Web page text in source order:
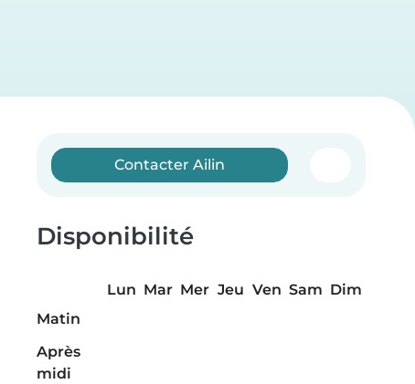
Contacter Ailin
Disponibilité
Lun Mar Mer Jeu Ven Sam Dim
Matin
Après
midi